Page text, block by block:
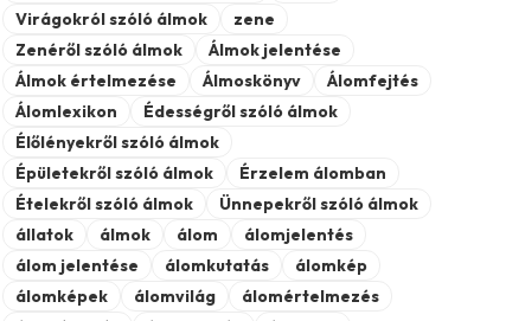
Virágokról szóló álmok
zene
Zenéről szóló álmok
Álmok jelentése
Álmok értelmezése
Álmoskönyv
Álomfejtés
Álomlexikon
Édességről szóló álmok
Élőlényekről szóló álmok
Épületekről szóló álmok
Érzelem álomban
Ételekről szóló álmok
Ünnepekről szóló álmok
állatok
álmok álom
álomjelentés
álom jelentése
álomkutatás
álomkép
álomképek
álomvilág
álomértelmezés